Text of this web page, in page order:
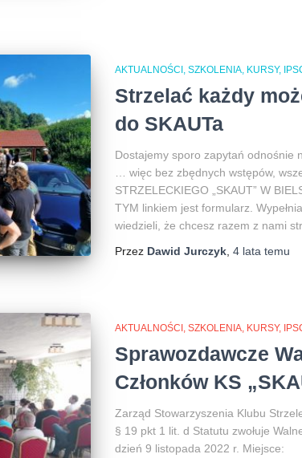
AKTUALNOŚCI, SZKOLENIA, KURSY,
Strzelać każdy
do SKAUTa
Dostajemy sporo zapytań odnośnie
… więc bez zbędnych wstępów,
STRZELECKIEGO „SKAUT” W
TYM linkiem jest formularz.
wiedzieli, że chcesz razem z nami
Przez Dawid Jurczyk, 4 lata temu
AKTUALNOŚCI, SZKOLENIA, KURSY,
Sprawozdawcze
Członków KS
Zarząd Stowarzyszenia Klubu
§ 19 pkt 1 lit. d Statutu zwołuje
dzień 9 listopada 2022 r.